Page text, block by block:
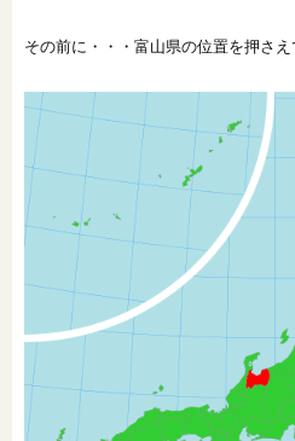
オンライン
その前に・・・富山県の位置を押さ